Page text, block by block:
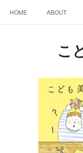
HOME ABOUT
スケジュール＆料金こ